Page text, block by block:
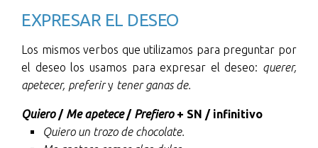
EXPRESAR EL DESEO
Los mismos verbos que utilizamos para preguntar por
el deseo los usamos para expresar el deseo: querer,
apetecer, preferiry tener ganas de.
Quiero/ Me apetece/ Prefiero+ SN / infinitivo
Quiero un trozo de chocolate.